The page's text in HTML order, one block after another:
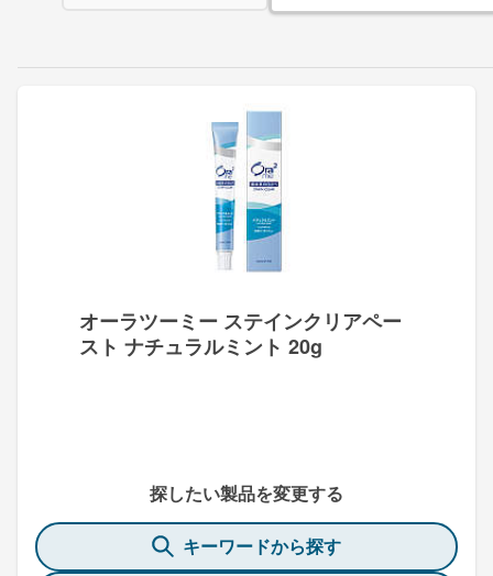
オーラツーミー ステインクリアペー
スト ナチュラルミント 20g
探したい製品を変更する
キーワードから探す